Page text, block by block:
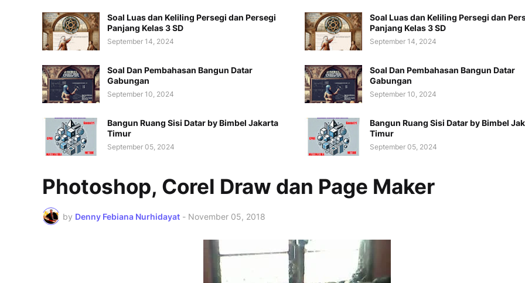
Soal Luas dan Keliling Persegi dan Persegi
Panjang Kelas 3 SD
September 14, 2024
Soal Dan Pembahasan Bangun Datar
Gabungan
September 10, 2024
Bangun Ruang Sisi Datar by Bimbel Jakarta
Timur
September 05, 2024
Soal Luas dan Keliling Persegi dan
Panjang Kelas 3 SD
September 14, 2024
Soal Dan Pembahasan Bangun Datar
Gabungan
September 10, 2024
Bangun Ruang Sisi Datar by Bimbel
Timur
September 05, 2024
Photoshop, Corel Draw dan Page Maker
by Denny Febiana Nurhidayat - November 05, 2018